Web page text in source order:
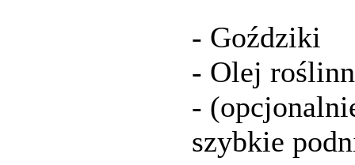
- Goździki
- Olej
-
szybkie